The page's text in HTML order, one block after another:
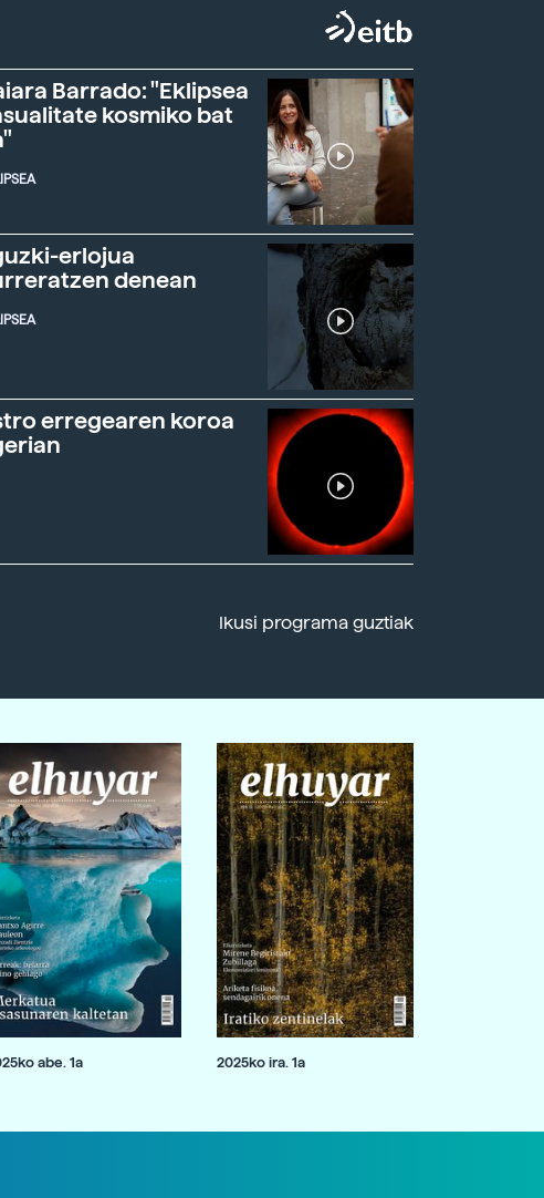
Barrado: "Eklipsea
kosmiko bat
erlojua
denean
erregearen koroa
Ikusi programa guztiak
abe. 1a 2025ko ira. 1a